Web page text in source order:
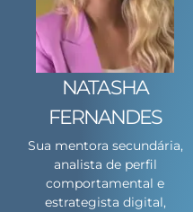
NATASHA
FERNANDES
Sua mentora secundária,
analista de perfil
comportamental e
estrategista digital,